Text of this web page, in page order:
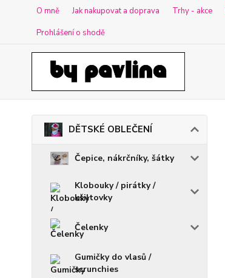
O mně Jak nakupovat a doprava Trhy - akce
Prohlášení o shodě
DĚTSKÉ OBLEČENÍ
Čepice, nákrčníky, šátky
Klobouky / pirátky /
kšiltovky
Čelenky
Gumičky do vlasů /
scrunchies